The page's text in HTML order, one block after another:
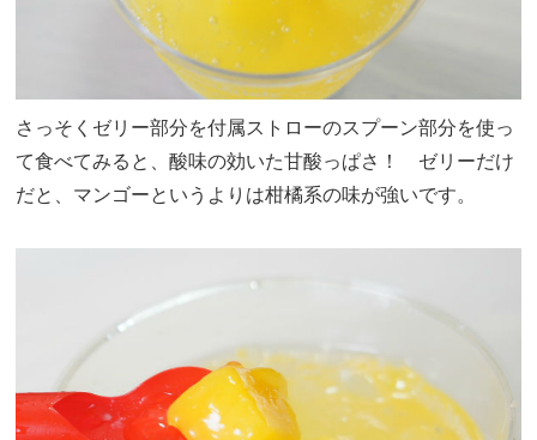
さっそくゼリー部分を付属ストローのスプーン部分を使っ
て食べてみると、酸味の効いた甘酸っぱさ！ ゼリーだけ
だと、マンゴーというよりは柑橘系の味が強いです。